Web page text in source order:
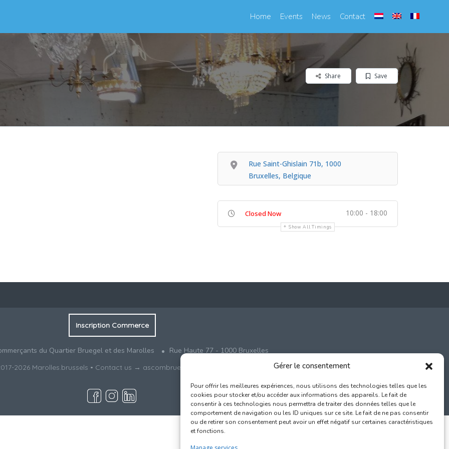
Gérer le consentement
Pour offrir les meilleures expériences, nous utilisons des technologies telles que les
cookies pour stocker et/ou accéder aux informations des appareils. Le fait de
consentir à ces technologies nous permettra de traiter des données telles que le
comportement de navigation ou les ID uniques sur ce site. Le fait de ne pas consentir
ou de retirer son consentement peut avoir un effet négatif sur certaines caractéristiques
et fonctions.
Home Events News Contact
Save
Share
Rue Saint-Ghislain 71b, 1000
Bruxelles, Belgique
Closed Now 10:00 - 18:00
Show All Timings
Inscription Commerce
du Quartier Bruegel et des Marolles Rue Haute 77 - 1000 Bruxelles
2026 Marolles.brussels • Contact us → ascombrueg@outlook.com